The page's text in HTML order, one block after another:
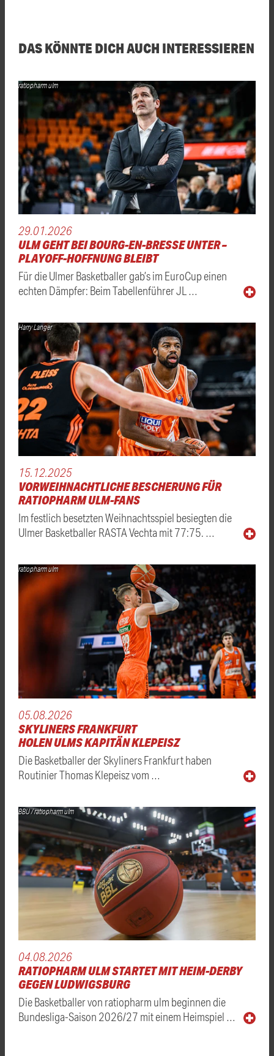
DAS KÖNNTE DICH AUCH INTERESSIEREN
ratiopharm ulm
29.01.2026
ULM GEHT BEI BOURG-EN-BRESSE UNTER –
PLAYOFF-HOFFNUNG BLEIBT
Für die Ulmer Basketballer gab’s im EuroCup einen
echten Dämpfer: Beim Tabellenführer JL …
Harry Langer
15.12.2025
VORWEIHNACHTLICHE BESCHERUNG FÜR
RATIOPHARM ULM-FANS
Im festlich besetzten Weihnachtsspiel besiegten die
Ulmer Basketballer RASTA Vechta mit 77:75. …
ratiopharm ulm
05.08.2026
SKYLINERS FRANKFURT
HOLEN ULMS KAPITÄN KLEPEISZ
Die Basketballer der Skyliners Frankfurt haben
Routinier Thomas Klepeisz vom …
BBU / ratiopharm ulm
04.08.2026
RATIOPHARM ULM STARTET MIT HEIM-DERBY
GEGEN LUDWIGSBURG
Die Basketballer von ratiopharm ulm beginnen die
Bundesliga-Saison 2026/27 mit einem Heimspiel …